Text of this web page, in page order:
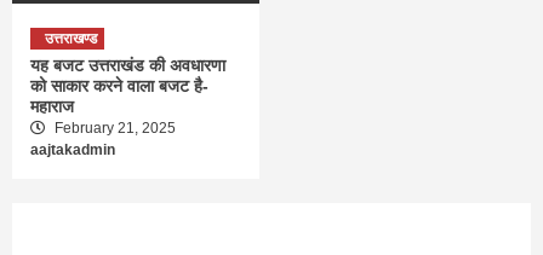
उत्तराखण्ड
यह बजट उत्तराखंड की अवधारणा
को साकार करने वाला बजट है-
महाराज
February 21, 2025
aajtakadmin